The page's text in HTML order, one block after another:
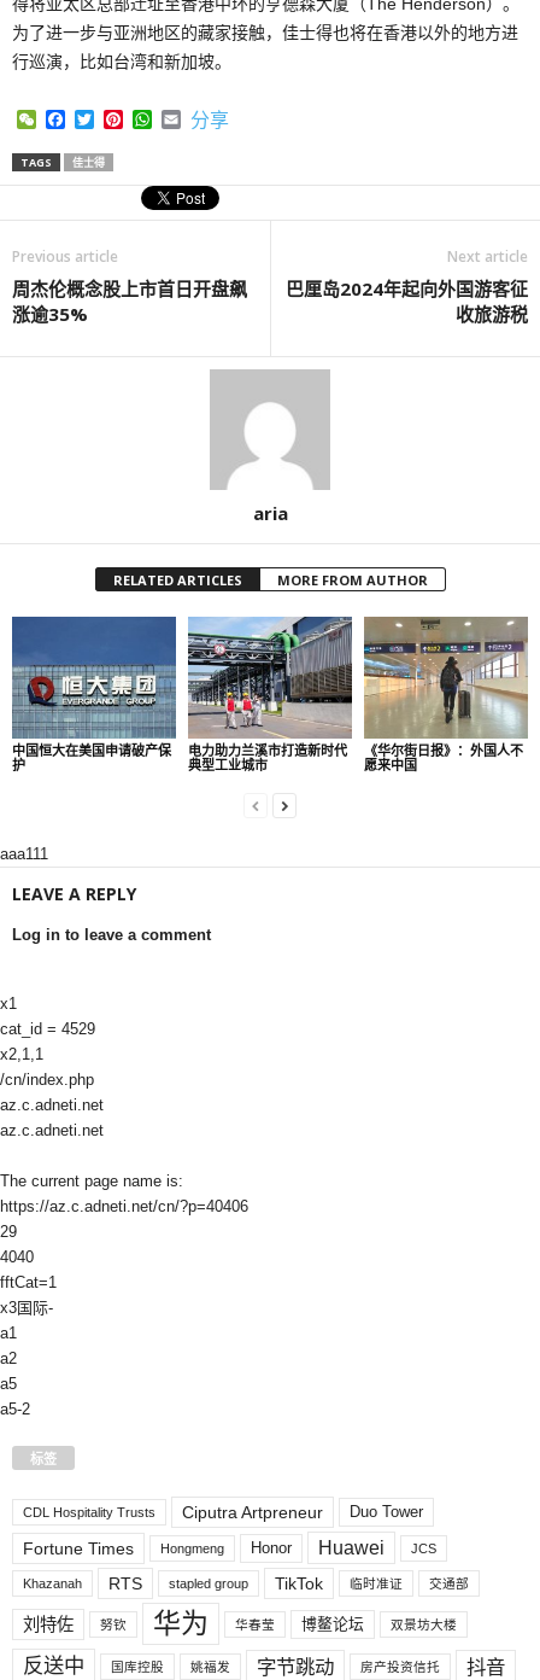
为了进一步与亚洲地区的藏家接触，佳士得也将在香港以外的地方进
行巡演，比如台湾和新加坡。
WeChatFacebook
TwitterPinterest
WhatsApp
Email
分享
TAGS 佳士得
Previous article
周杰伦概念股上市首日开盘飙
涨逾35%
Next article
巴厘岛2024年起向外国游客征
收旅游税
aria
RELATED ARTICLES MORE FROM AUTHOR
中国恒大在美国申请破产保
护
电力助力兰溪市打造新时代
典型工业城市
《华尔街日报》：外国人不
愿来中国
aaa111
LEAVE A REPLY
Log in to leave a comment
x1
cat_id = 4529
x2,1,1
/cn/index.php
az.c.adneti.net
az.c.adneti.net
The current page name is:
https://az.c.adneti.net/cn/?p=40406
29
4040
fftCat=1
x3国际-
a1
a2
a5
a5-2
标签
CDL Hospitality Trusts Ciputra Artpreneur Duo Tower
Fortune Times Hongmeng Honor Huawei JCS
Khazanah RTS stapled group TikTok 临时准证 交通部
刘特佐 努钦 华为 华春莹 博鳌论坛 双景坊大楼
反送中 国库控股 姚福发 字节跳动 房产投资信托 抖音